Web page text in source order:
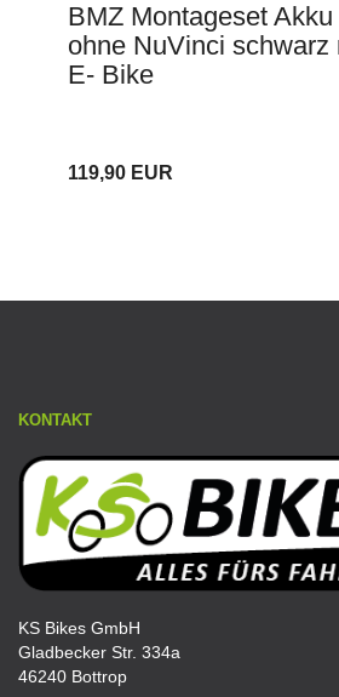
BMZ Montageset
ohne NuVinci schwarz
E- Bike
119,90 EUR
KONTAKT
KS Bikes GmbH
Gladbecker Str. 334a
46240 Bottrop